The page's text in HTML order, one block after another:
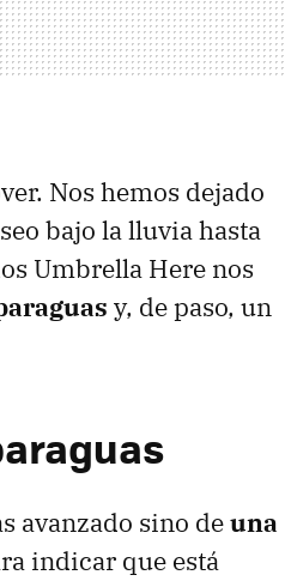
Nos hemos dejado
bajo la lluvia hasta
Umbrella Here nos
y, de paso, un
avanzado sino deuna
indicar que está